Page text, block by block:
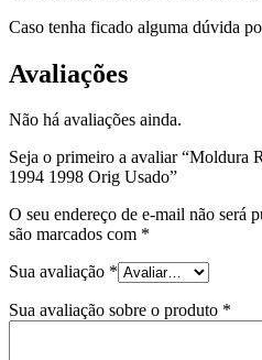
Caso tenha ficado alguma dúvida
Avaliações
Não há avaliações ainda.
Seja o primeiro a avaliar
1994 1998 Orig Usado”
O seu endereço de e-mail não será
são marcados com *
Sua avaliação *
Sua avaliação sobre o produto *